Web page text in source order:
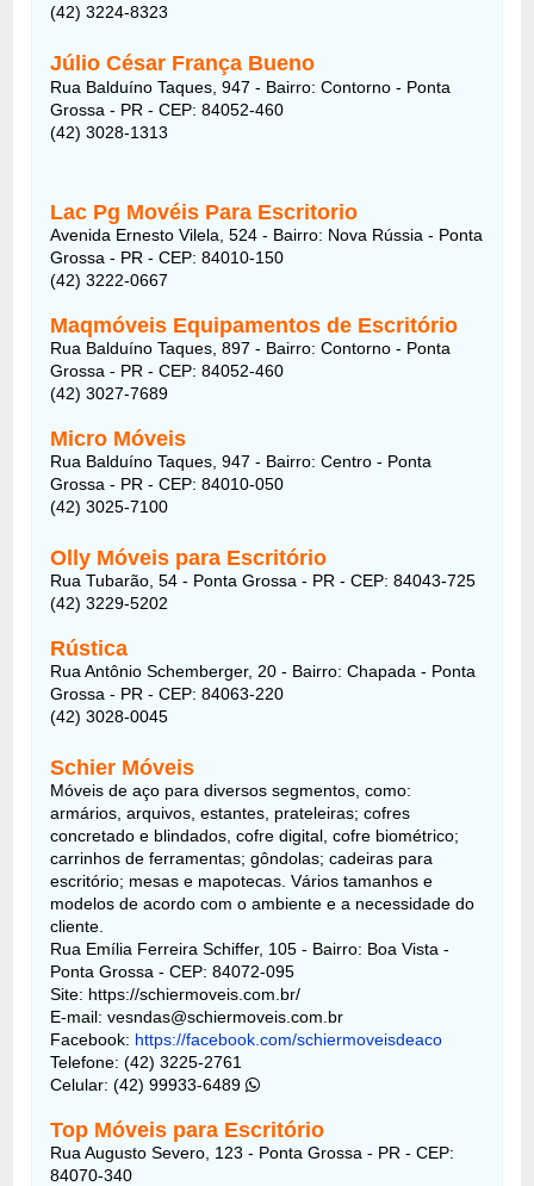
(42) 3224-8323
Júlio César França Bueno
Rua Balduíno Taques, 947 - Bairro: Contorno - Ponta
Grossa - PR - CEP: 84052-460
(42) 3028-1313
Lac Pg Movéis Para Escritorio
Avenida Ernesto Vilela, 524 - Bairro: Nova Rússia - Ponta
Grossa - PR - CEP: 84010-150
(42) 3222-0667
Maqmóveis Equipamentos de Escritório
Rua Balduíno Taques, 897 - Bairro: Contorno - Ponta
Grossa - PR - CEP: 84052-460
(42) 3027-7689
Micro Móveis
Rua Balduíno Taques, 947 - Bairro: Centro - Ponta
Grossa - PR - CEP: 84010-050
(42) 3025-7100
Olly Móveis para Escritório
Rua Tubarão, 54 - Ponta Grossa - PR - CEP: 84043-725
(42) 3229-5202
Rústica
Rua Antônio Schemberger, 20 - Bairro: Chapada - Ponta
Grossa - PR - CEP: 84063-220
(42) 3028-0045
Schier Móveis
Móveis de aço para diversos segmentos, como:
armários, arquivos, estantes, prateleiras; cofres
concretado e blindados, cofre digital, cofre biométrico;
carrinhos de ferramentas; gôndolas; cadeiras para
escritório; mesas e mapotecas. Vários tamanhos e
modelos de acordo com o ambiente e a necessidade do
cliente.
Rua Emília Ferreira Schiffer, 105 - Bairro: Boa Vista -
Ponta Grossa - CEP: 84072-095
Site: https://schiermoveis.com.br/
E-mail: vesndas@schiermoveis.com.br
Facebook: https://facebook.com/schiermoveisdeaco
Telefone: (42) 3225-2761
Celular: (42) 99933-6489
Top Móveis para Escritório
Rua Augusto Severo, 123 - Ponta Grossa - PR - CEP:
84070-340